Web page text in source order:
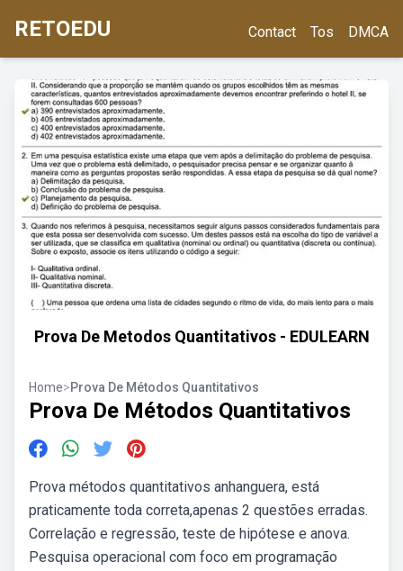
RETOEDU Contact Tos DMCA
Prova De Metodos Quantitativos - EDULEARN
Home>Prova De Métodos Quantitativos
Prova De Métodos Quantitativos
Prova métodos quantitativos anhanguera, está
praticamente toda correta,apenas 2 questões erradas.
Correlação e regressão, teste de hipótese e anova.
Pesquisa operacional com foco em programação